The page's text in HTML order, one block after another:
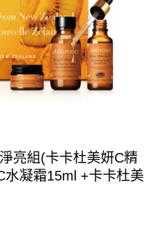
凝霜15ml +卡卡杜美